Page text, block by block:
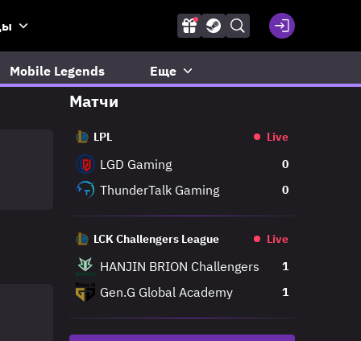
Mobile Legends Еще
Матчи
LPL Live
LGD Gaming 0
ThunderTalk Gaming 0
LCK Challengers League Live
HANJIN BRION Challengers 1
Gen.G Global Academy 1